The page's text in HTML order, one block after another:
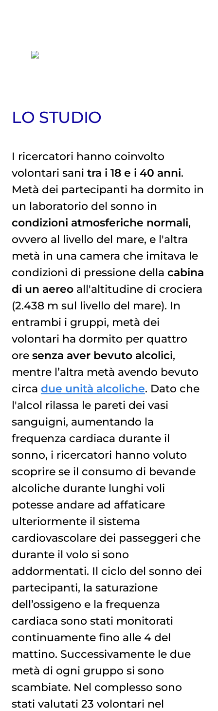
LO STUDIO
I ricercatori hanno coinvolto
volontari sani tra i 18 e i 40 anni.
Metà dei partecipanti ha dormito in
un laboratorio del sonno in
condizioni atmosferiche normali,
ovvero al livello del mare, e l'altra
metà in una camera che imitava le
condizioni di pressione della cabina
di un aereoall'altitudine di crociera
(2.438 m sul livello del mare). In
entrambi i gruppi, metà dei
volontari ha dormito per quattro
oresenza aver bevuto alcolici,
mentre l’altra metà avendo bevuto
circa due unità alcoliche. Dato che
l'alcol rilassa le pareti dei vasi
sanguigni, aumentando la
frequenza cardiaca durante il
sonno, i ricercatori hanno voluto
scoprire se il consumo di bevande
alcoliche durante lunghi voli
potesse andare ad affaticare
ulteriormente il sistema
cardiovascolare dei passeggeri che
durante il volo si sono
addormentati. Il ciclo del sonno dei
partecipanti, la saturazione
dell’ossigeno e la frequenza
cardiaca sono stati monitorati
continuamente fino alle 4 del
mattino. Successivamente le due
metà di ogni gruppo si sono
scambiate. Nel complesso sono
stati valutati 23 volontari nel